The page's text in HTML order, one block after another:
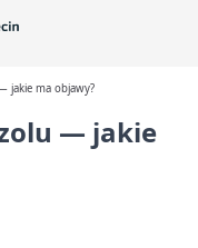
jakie ma objawy?
— jakie